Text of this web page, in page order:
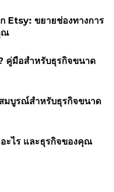
Etsy: ขยายช่องทางการ
ณ
คู่มือสำหรับธุรกิจขนาด
มบูรณ์สำหรับธุรกิจขนาด
ไร และธุรกิจของคุณ